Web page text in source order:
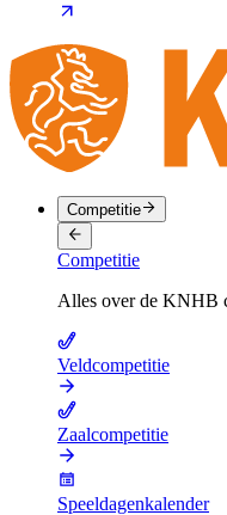
Competitie
Competitie
Alles over de KNHB
Veldcompetitie
Zaalcompetitie
Speeldagenkalender